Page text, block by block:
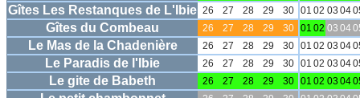
Gîtes Les Restanques de L'Ibie 26 27 28 29 30 01 02 03 04
Gîtes du Combeau 26 27 28 29 30 01 02 03 04
Le Mas de la Chadenière 26 27 28 29 30 01 02 03 04
Le Paradis de l'Ibie 26 27 28 29 30 01 02 03 04
Le gite de Babeth 26 27 28 29 30 01 02 0304